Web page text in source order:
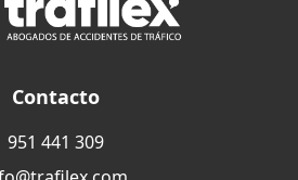
Contacto
951 441 309